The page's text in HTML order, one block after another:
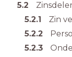
5.2
5.2.1
Zin
5.2.2
5.2.3